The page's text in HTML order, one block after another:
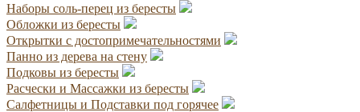
Наборы соль-перец из бересты
Обложки из бересты
Открытки с достопримечательностями
Панно из дерева на стену
Подковы из бересты
Расчески и Массажки из бересты
Салфетницы и Подставки под горячее